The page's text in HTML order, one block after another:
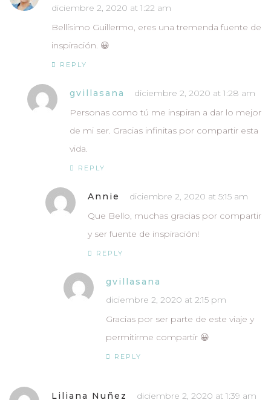
diciembre 2, 2020 at 1:22 am
Bellísimo Guillermo, eres una tremenda fuente de
inspiración. 😀
REPLY
gvillasana
diciembre 2, 2020 at 1:28 am
Personas como tú me inspiran a dar lo mejor
de mi ser. Gracias infinitas por compartir esta
vida.
REPLY
Annie
diciembre 2, 2020 at 5:15 am
Que Bello, muchas gracias por compartir
y ser fuente de inspiración!
REPLY
gvillasana
diciembre 2, 2020 at 2:15 pm
Gracias por ser parte de este viaje y
permitirme compartir 😀
REPLY
Liliana Nuñez diciembre 2, 2020 at 1:39 am